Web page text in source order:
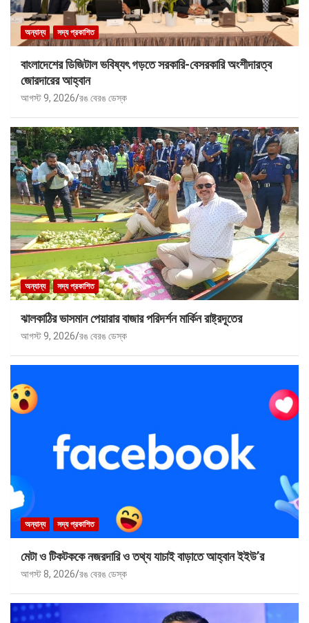
অন্যান্য সদ্য প্রকাশিত
বাংলাদেশের ডিজিটাল ভবিষ্যৎ গড়তে সরকারি-বেসরকারি অংশীদারত্ব
জোরদারের আহ্বান
আগস্ট 9, 2026 রঙ বেরঙ ডেস্ক
অন্যান্য সদ্য প্রকাশিত
ঝালকাঠির ভাসমান পেয়ারার বাজার পরিদর্শন মার্কিন রাষ্ট্রদূতের
আগস্ট 9, 2026 রঙ বেরঙ ডেস্ক
অন্যান্য সদ্য প্রকাশিত
মেটা ও টিকটককে নজরদারি ও তথ্য যাচাই বাড়াতে আহ্বান ইইউ’র
আগস্ট 8, 2026 রঙ বেরঙ ডেস্ক